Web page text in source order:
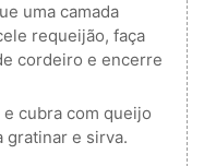
uma camada
requeijão, faça
cordeiro e encerre
cubra com queijo
gratinar e sirva.